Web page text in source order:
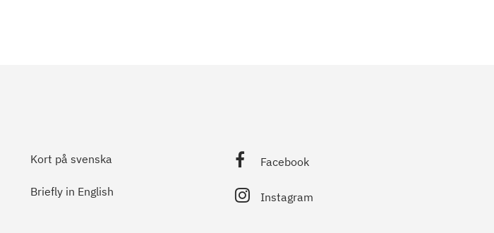
Kort på svenska
Briefly in English
Facebook
Instagram